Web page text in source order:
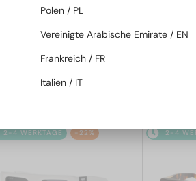
—Sonnenbrillen
NASSAU - 8507 - 51
Off-White
2-4 WERKTAGE -22% 2-4
Polen / PL
Vereinigte Arabische Emirate / EN
Frankreich / FR
Italien / IT